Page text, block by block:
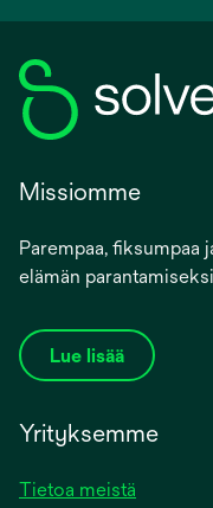
Missiomme
Parempaa, fiksumpaa
elämän parantamiseksi
Lue lisää
Yrityksemme
Tietoa meistä